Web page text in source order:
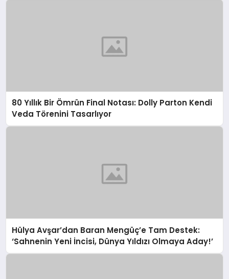
80 Yıllık Bir Ömrün Final Notası: Dolly Parton Kendi
Veda Törenini Tasarlıyor
Hülya Avşar’dan Baran Mengüç’e Tam Destek:
‘Sahnenin Yeni İncisi, Dünya Yıldızı Olmaya Aday!’